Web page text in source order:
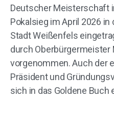
Deutscher Meisterschaft
Pokalsieg im April 2026 in
Stadt Weißenfels
durch Oberbürgermeister
vorgenommen. Auch der
Präsident und
sich in das Goldene Buch